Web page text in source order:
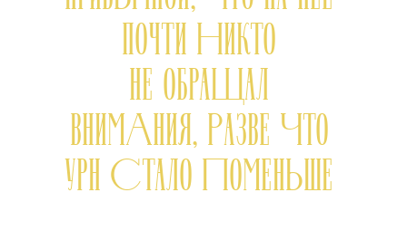
ПОЧТИ НИКТО
НЕ ОБРАЩАЛ
ВНИМАНИЯ, РАЗВЕ ЧТО
УРН СТАЛО ПОМЕНЬШЕ